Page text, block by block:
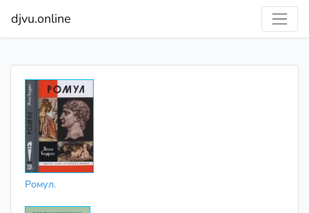
djvu.online
Ромул.